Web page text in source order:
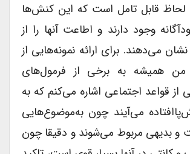
قابل تامل است که این کنش‌ها
وجود دارند و اطاعت آنها را از
می‌دهند. برای ارائه نمونه‌هایی از
همیشه به برخی از فرمول‌های
از قواعد اجتماعی اشاره می‌کنم که به
می‌آیند چون به‌موضوع‌‌هایی
و بدیهی مربوط می‌شوند و دقیقا چون